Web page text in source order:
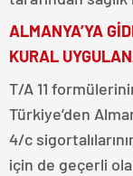
ALMANYA’YA
KURAL
T/A 11
Türkiye’den
4/c
için de geçerli